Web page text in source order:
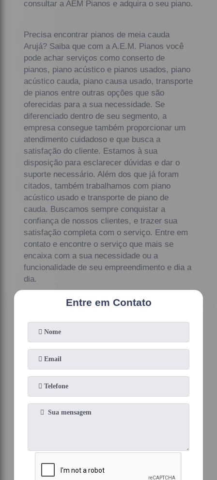
consultar a AEM Pianos e adquira o seu piano.
Precisa encontrar pianos de meia cauda
Arujá? Saiba que com a A.E.M. Pianos você
pode achar serviços como conserto de
pianos, piano acústico e pianos usados, piano
acústico cauda, piano causa usado, transporte
de pianos entre outras opções que são
oferecidas para a sua necessidade. Se
diferenciado dentro de seu segmento, a
empresa consegue também proporcionar um
atendimento cuidadoso e que busca a
satisfação do cliente. Estamos à sua
disposição para esclarecer dúvidas e dar o
suporte necessário. Além dos que já foram
citados, também trabalhamos com piano
acústico usado e transporte de piano de
cauda. Buscamos sempre conquistar a
confiança de nossos clientes, e trazer sua
satisfação completa com o serviço. Entre em
contato e encontre o serviço que mais se
encaixa com a sua necessidade ou a
funcionalidade de seu empreendimento e dia a
dia.
Entre em Contato